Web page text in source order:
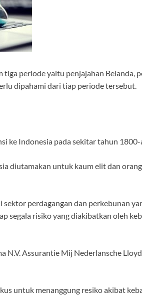
periode yaitu penjajahan Belanda,
dipahami dari tiap periode tersebut.
ke Indonesia pada sekitar tahun 1800-
diutamakan untuk kaum elit dan
sektor perdagangan dan perkebunan
segala risiko yang diakibatkan oleh
Assurantie Mij Nederlansche
untuk menanggung resiko akibat